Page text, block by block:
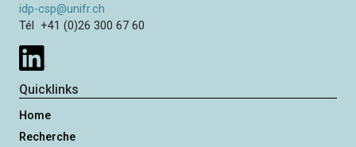
idp-csp@unifr.ch
Tél +41 (0)26 300 67 60
Quicklinks
Home
Recherche